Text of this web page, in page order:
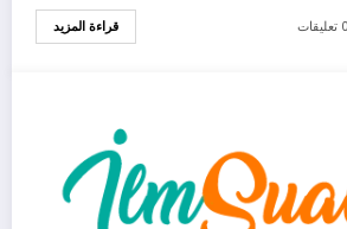
0 تعليقات قراءة المزيد